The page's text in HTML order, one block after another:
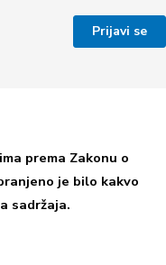
prema Zakonu o
je bilo kakvo
sadržaja.